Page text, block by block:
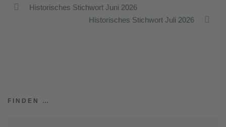
Historisches Stichwort Juni 2026
Historisches Stichwort Juli 2026
FINDEN …